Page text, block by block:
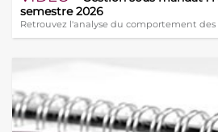
semestre 2026
Retrouvez l'analyse du comportement des